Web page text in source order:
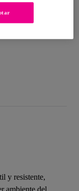
y resistente,
ambiente del